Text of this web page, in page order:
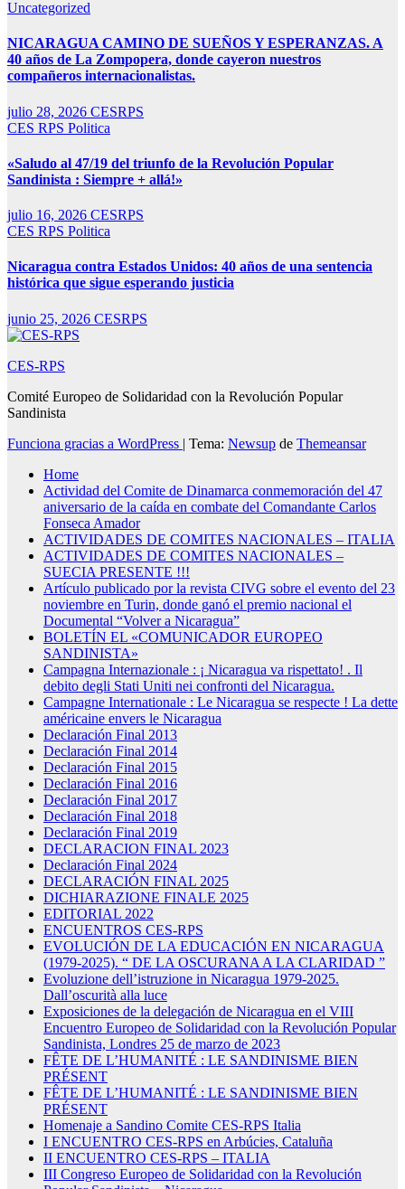
Uncategorized
NICARAGUA CAMINO DE SUEÑOS Y ESPERANZAS. A
40 años de La Zompopera, donde cayeron nuestros
compañeros internacionalistas.
julio 28, 2026 CESRPS
CES RPS Politica
«Saludo al 47/19 del triunfo de la Revolución Popular
Sandinista : Siempre + allá!»
julio 16, 2026 CESRPS
CES RPS Politica
Nicaragua contra Estados Unidos: 40 años de una sentencia
histórica que sigue esperando justicia
junio 25, 2026 CESRPS
CES-RPS
Comité Europeo de Solidaridad con la Revolución Popular
Sandinista
Funciona gracias a WordPress | Tema: Newsup de Themeansar
Home
Actividad del Comite de Dinamarca conmemoración del 47
aniversario de la caída en combate del Comandante Carlos
Fonseca Amador
ACTIVIDADES DE COMITES NACIONALES – ITALIA
ACTIVIDADES DE COMITES NACIONALES –
SUECIA PRESENTE !!!
Artículo publicado por la revista CIVG sobre el evento del 23
noviembre en Turin, donde ganó el premio nacional el
Documental “Volver a Nicaragua”
BOLETÍN EL «COMUNICADOR EUROPEO
SANDINISTA»
Campagna Internazionale : ¡ Nicaragua va rispettato! . Il
debito degli Stati Uniti nei confronti del Nicaragua.
Campagne Internationale : Le Nicaragua se respecte ! La dette
américaine envers le Nicaragua
Declaración Final 2013
Declaración Final 2014
Declaración Final 2015
Declaración Final 2016
Declaración Final 2017
Declaración Final 2018
Declaración Final 2019
DECLARACION FINAL 2023
Declaración Final 2024
DECLARACIÓN FINAL 2025
DICHIARAZIONE FINALE 2025
EDITORIAL 2022
ENCUENTROS CES-RPS
EVOLUCIÓN DE LA EDUCACIÓN EN NICARAGUA
(1979-2025). “ DE LA OSCURANA A LA CLARIDAD ”
Evoluzione dell’istruzione in Nicaragua 1979-2025.
Dall’oscurità alla luce
Exposiciones de la delegación de Nicaragua en el VIII
Encuentro Europeo de Solidaridad con la Revolución Popular
Sandinista, Londres 25 de marzo de 2023
FÊTE DE L’HUMANITÉ : LE SANDINISME BIEN
PRÉSENT
FÊTE DE L’HUMANITÉ : LE SANDINISME BIEN
PRÉSENT
Homenaje a Sandino Comite CES-RPS Italia
I ENCUENTRO CES-RPS en Arbúcies, Cataluña
II ENCUENTRO CES-RPS – ITALIA
III Congreso Europeo de Solidaridad con la Revolución